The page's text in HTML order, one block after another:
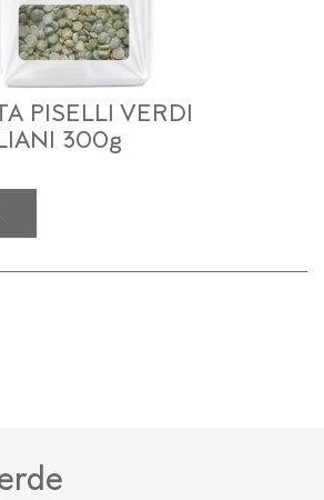
PISELLI VERDI
300g